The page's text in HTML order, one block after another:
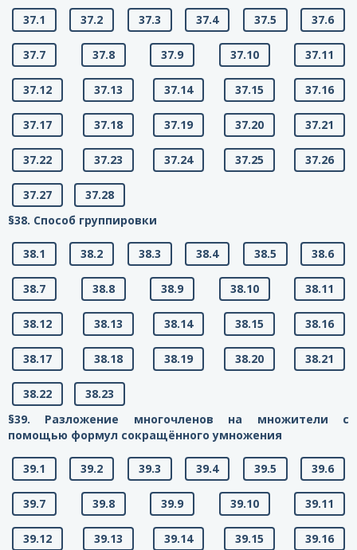
37.1 37.2 37.3 37.4 37.5 37.6
37.7 37.8 37.9 37.10 37.11
37.12 37.13 37.14 37.15 37.16
37.17 37.18 37.19 37.20 37.21
37.22 37.23 37.24 37.25 37.26
37.27
37.28
§38. Способ группировки
38.1 38.2 38.3 38.4 38.5 38.6
38.7 38.8 38.9 38.10 38.11
38.12 38.13 38.14 38.15 38.16
38.17 38.18 38.19 38.20 38.21
38.22
38.23
§39. Разложение многочленов на множители с
помощью формул сокращённого умножения
39.1 39.2 39.3 39.4 39.5 39.6
39.7 39.8 39.9 39.10 39.11
39.12 39.13 39.14 39.15 39.16